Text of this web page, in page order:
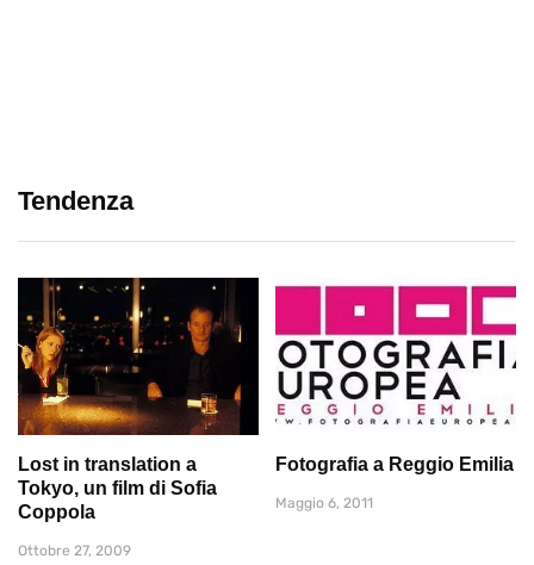
Tendenza
Lost in translation a
Tokyo, un film di Sofia
Coppola
Ottobre 27, 2009
Fotografia a Reggio Emilia
Maggio 6, 2011